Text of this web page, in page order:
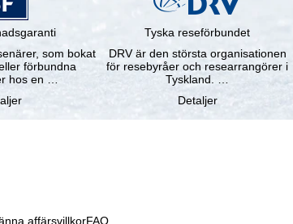
som bokat
förbundna
hos en …
Tyska reseförbundet
DRV är den största organisationen
för resebyråer och researrangörer i
Tyskland. …
Detaljer
affärsvillkorFAQ